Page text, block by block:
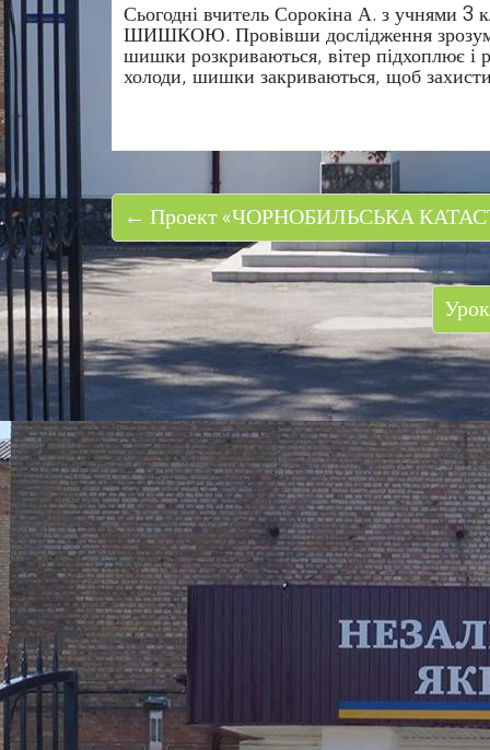
Сьогодні вчитель Сорокіна А. з учнями 3
ШИШКОЮ. Провівши дослідження
шишки розкриваються, вітер підхоплює і
холоди, шишки закриваються, щоб
← Проект «ЧОРНОБИЛЬСЬКА